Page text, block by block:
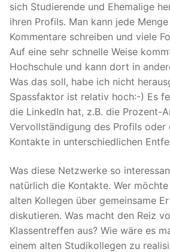
sich Studierende und Ehemalige
ihren Profils. Man kann jede
Kommentare schreiben und viele
Auf eine sehr schnelle Weise
Hochschule und kann dort in
Was das soll, habe ich nicht
Spassfaktor ist relativ hoch:-) Es
die LinkedIn hat, z.B. die Prozent-
Vervollständigung des Profils oder
Kontakte in unterschiedlichen
Was diese Netzwerke so
natürlich die Kontakte. Wer
alten Kollegen über gemeinsame
diskutieren. Was macht den Reiz
Klassentreffen aus? Wie wäre es
einem alten Studikollegen zu